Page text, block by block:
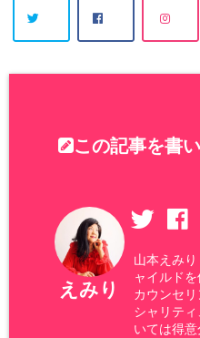
この記事を書
えみり
山本えみ
ャイルド
カウンセ
シャリテ
いては得